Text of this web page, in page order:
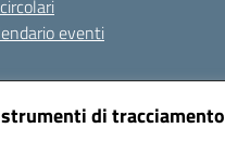
di tracciamento
eventi
Seguici su: